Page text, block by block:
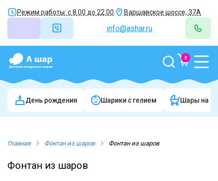
Режим работы: с 8.00 до 22.00 Варшавское шоссе, 37А
info@ashar.ru
0
День рождения Шарики c гелием Шары на
Главная Фонтан из шаров Фонтан из шаров
Фонтан из шаров